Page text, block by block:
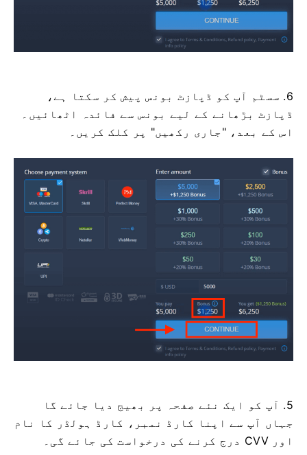
6. سسٹم آپ کو ڈپازٹ بونس پیش کر سکتا ہے،
ڈپازٹ بڑھانے کے لیے بونس سے فائدہ اٹھائیں۔
اس کے بعد، "جاری رکھیں" پر کلک کریں۔
5. آپ کو ایک نئے صفحہ پر بھیج دیا جائے گا
جہاں آپ سے اپنا کارڈ نمبر، کارڈ ہولڈر کا نام
اور CVV درج کرنے کی درخواست کی جائے گی۔